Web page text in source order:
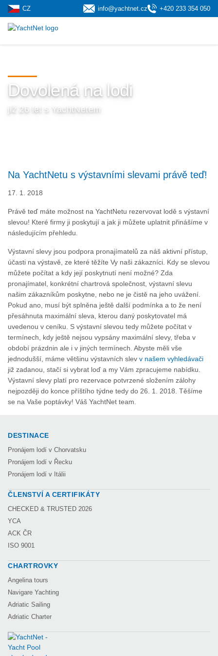
CZ info@yachtnet.cz +420 233 354 050
Dovolená na lodi
již 26 let s YachtNetem
Na YachtNetu s výstavními slevami právě teď!
17. 1. 2018
Právě teď máte možnost na YachtNetu rezervovat lodě s výstavní
slevou! Které firmy ji poskytují a jak ji můžete uplatnit přinášíme v
následujícím přehledu.
Výstavní slevy jsou podpora pronajímatelů za náš aktivní přístup,
účasti na výstavě, ze které těžíte Vy naši zákazníci. Kdy se slevou
můžete počítat a kdy její poskytnutí není možné? Zda
pronajímatel, konkrétní chartrová společnost, výstavní slevu
našim zákazníkům poskytne, nebo ne je čistě na jeho uvážení.
Pokud ano, musí být splněna ještě další podmínka a to že není
přesáhnuta maximální sleva, kterou daný poskytovatel má
uvedenou v ceníku. S výstavní slevou tedy můžete počítat v
termínech, kdy ještě nejsou vypsány maximální slevy, třeba v
období prázdnin ale i v jiných termínech. Abyste měli vše
jednodušší, máme většinu výstavních slev v našem vyhledávači
již zadanou, stačí si vybrat loď a my Vám zpracujeme nabídku.
Výstavní slevy platí pro rezervace potvrzené složením zálohy
nejpozději do konce příštího týdne tedy do 26. 1. 2018. Těšíme
se na Vaše poptávky! Váš YachtNet team.
DESTINACE
Pronájem lodí v Chorvatsku
Pronájem lodí v Řecku
Pronájem lodí v Itálii
ČLENSTVÍ A CERTIFIKÁTY
CHECKED & TRUSTED 2026
YCA
ACK ČR
ISO 9001
CHARTROVKY
Angelina tours
Navigare Yachting
Adriatic Sailing
Adriatic Charter